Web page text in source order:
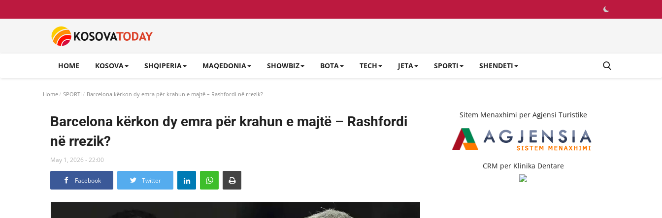
HOME KOSOVA SHQIPERIA MAQEDONIA SHOWBIZ BOTA TECH JETA SPORTI SHENDETI
Home SPORTI Barcelona kërkon dy emra për krahun e majtë – Rashfordi në rrezik?
Barcelona kërkon dy emra për krahun e majtë – Rashfordi
në rrezik?
May 1, 2026 - 22:00
Facebook Twitter
Sitem Menaxhimi per Agjensi Turistike
CRM per Klinika Dentare